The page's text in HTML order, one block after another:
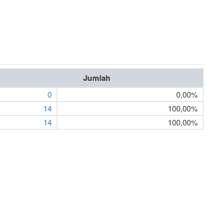
Jumlah
0
0,00%
14
100,00%
14 100,00%